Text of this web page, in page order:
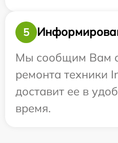
5
Мы сообщим Вам
ремонта техники
доставит ее в
время.